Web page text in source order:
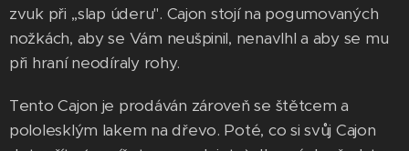
zvuk při ,,slap úderu". Cajon stojí na pogumovaných
nožkách, aby se Vám neušpinil, nenavlhl a aby se mu
při hraní neodíraly rohy.
Tento Cajon je prodáván zároveň se štětcem a
pololesklým lakem na dřevo. Poté, co si svůj Cajon